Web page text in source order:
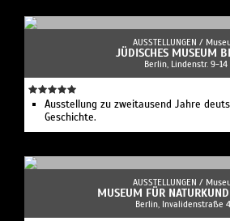
AUSSTELLUNGEN /
JÜDISCHES MUSEUM
Berlin, Lindenstr. 9-14
Ausstellung zu zweitausend Jahre
Geschichte.
AUSSTELLUNGEN /
MUSEUM FÜR
Berlin, Invalidenstraße